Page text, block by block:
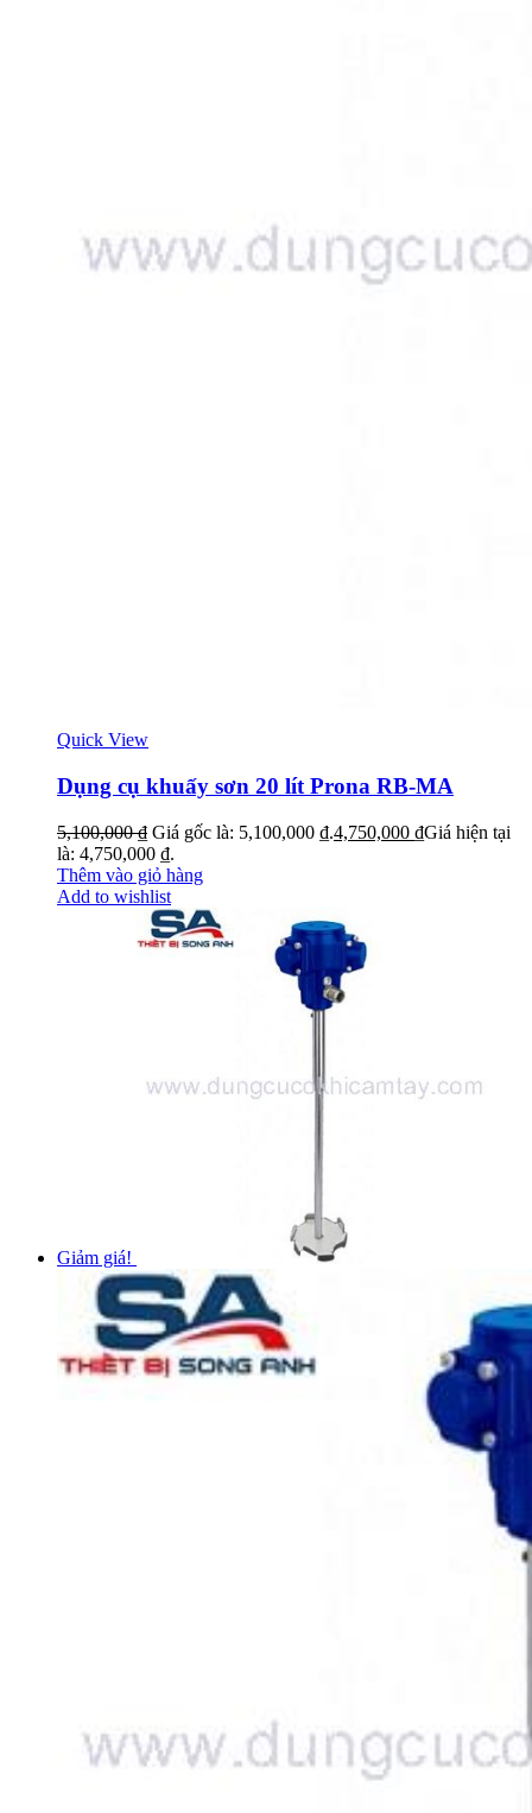
Quick View
Dụng cụ khuấy sơn 20 lít Prona RB-MA
5,100,000₫ Giá gốc là: 5,100,000 ₫.4,750,000 ₫Giá hiện tại
là: 4,750,000 ₫.
Thêm vào giỏ hàng
Add to wishlist
Giảm giá!